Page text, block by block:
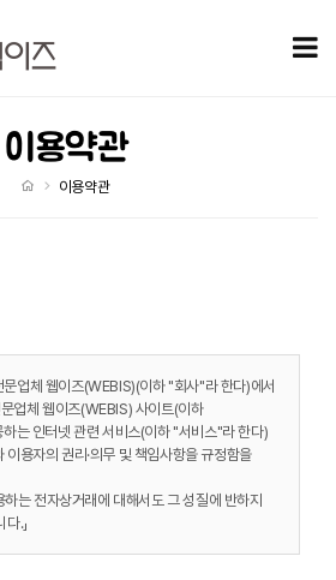
이용약관
처음으로
이용약관
업체 웹이즈(WEBIS)(이하 "회사"라 한다)에서
업체 웹이즈(WEBIS) 사이트(이하
는 인터넷 관련 서비스(이하 "서비스"라 한다)
용자의 권리·의무 및 책임사항을 규정함을
하는 전자상거래에 대해서도 그 성질에 반하지
.」